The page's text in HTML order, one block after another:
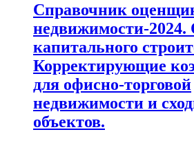
Справочник
недвижимости-
капитального
Корректирующие
для офисно-торговой
недвижимости и
объектов.